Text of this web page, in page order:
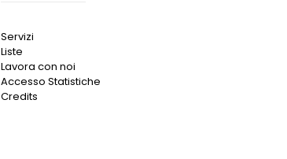
Servizi
Liste
Lavora con noi
Accesso Statistiche
Credits